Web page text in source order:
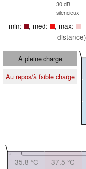
30 dB
silencieux
min: , med: , max:
distance)
A pleine charge
Au repos/à faible charge
35.8 °C 37.5 °C